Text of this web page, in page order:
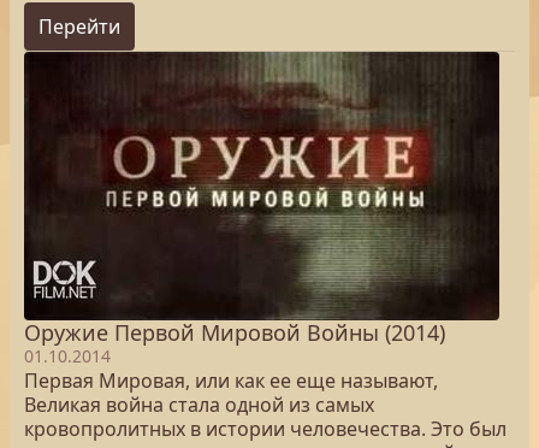
Перейти
Оружие Первой Мировой Войны (2014)
01.10.2014
Первая Мировая, или как ее еще называют,
Великая война стала одной из самых
кровопролитных в истории человечества. Это был